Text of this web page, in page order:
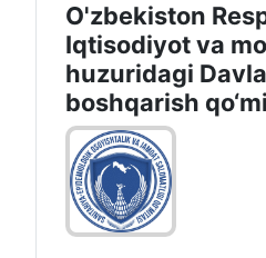
O'zbekiston
Iqtisodiyot va
huzuridаgi
boshqаrish